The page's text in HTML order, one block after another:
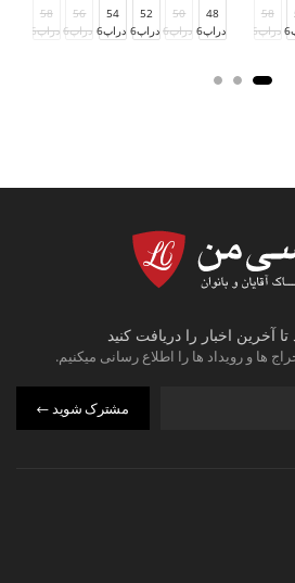
58
دراپ6
48
دراپ6
50
دراپ6
52
دراپ6
54
دراپ6
56
دراپ6
58
دراپ6
آخرین اخبار را دریافت کنید
ها و رویداد ها را اطلاع رسانی میکنیم.
مشترک شوید